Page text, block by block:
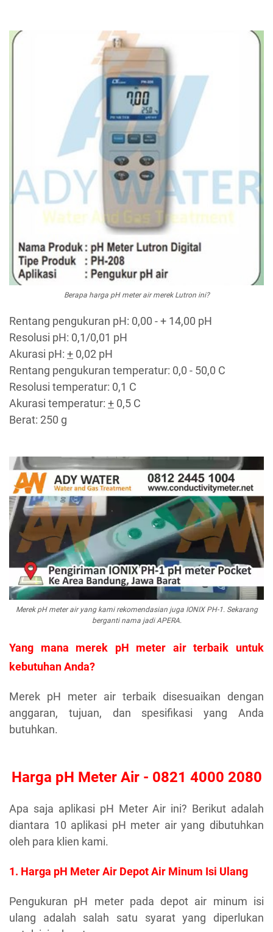
Berapa harga pH meter air merek Lutron ini?
Rentang pengukuran pH: 0,00 - + 14,00 pH
Resolusi pH: 0,1/0,01 pH
Akurasi pH: + 0,02 pH
Rentang pengukuran temperatur: 0,0 - 50,0 C
Resolusi temperatur: 0,1 C
Akurasi temperatur: + 0,5 C
Berat: 250 g
Merek pH meter air yang kami rekomendasian juga IONIX PH-1. Sekarang
berganti nama jadi APERA.
Yang mana merek pH meter airterbaik untuk
kebutuhan Anda?
Merek pH meter air terbaik disesuaikan dengan
anggaran, tujuan, dan spesifikasi yang Anda
butuhkan.
Harga pH Meter Air - 0821 4000 2080
Apa saja aplikasi pH Meter Air ini? Berikut adalah
diantara 10 aplikasi pH meter air yang dibutuhkan
oleh para klien kami.
1. Harga pH Meter Air Depot Air Minum Isi Ulang
Pengukuran pH meter pada depot air minum isi
ulang adalah salah satu syarat yang diperlukan